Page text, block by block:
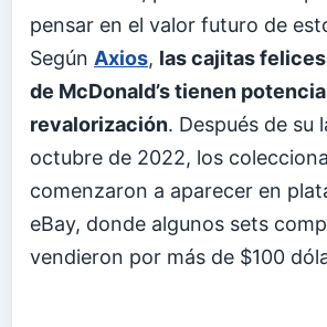
pensar en el valor futuro de
Según Axios, las cajitas
de McDonald’s tienen
revalorización. Después de su
octubre de 2022, los
comenzaron a aparecer en
eBay, donde algunos sets
vendieron por más de $100